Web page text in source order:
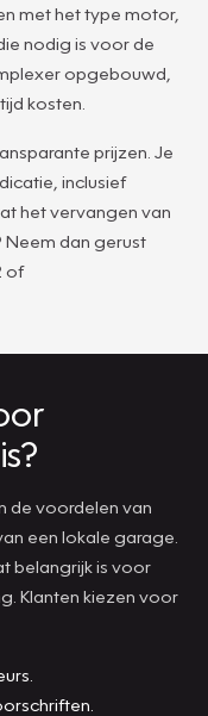
met het type motor,
nodig is voor de
opgebouwd,
kosten.
prijzen. Je
inclusief
het vervangen van
dan gerust
of
de voordelen van
een lokale garage.
belangrijk is voor
Klanten kiezen voor